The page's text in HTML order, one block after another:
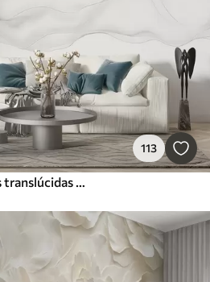
113
Ondas fluidas de texturas translúcidas en tonos azul oscuro, azul claro y blanco sobre un fondo claro